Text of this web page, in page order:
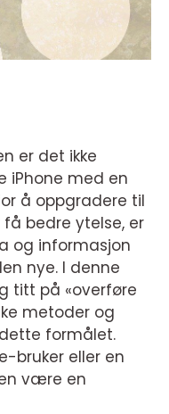
er det ikke
iPhone med en
å oppgradere til
bedre ytelse, er
og informasjon
nye. I denne
titt på «overføre
metoder og
formålet.
bruker eller en
være en